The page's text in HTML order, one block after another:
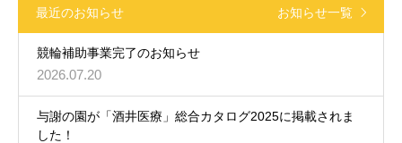
最近のお知らせ お知らせ一覧
競輪補助事業完了のお知らせ
2026.07.20
与謝の園が「酒井医療」総合カタログ2025に掲載されま
した！